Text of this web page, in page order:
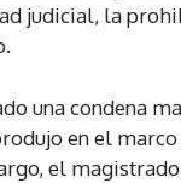
judicial, la
una condena
en el
el